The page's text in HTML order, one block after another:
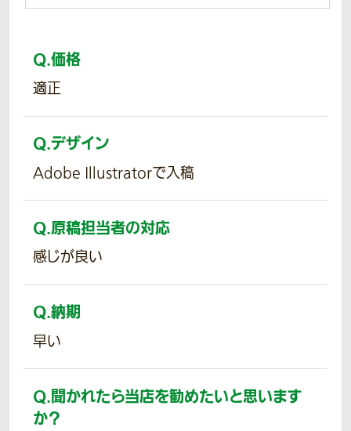
Q.価格
適正
Q.デザイン
Adobe Illustratorで入稿
Q.原稿担当者の対応
感じが良い
Q.納期
早い
Q.聞かれたら当店を勧めたいと思います
か？